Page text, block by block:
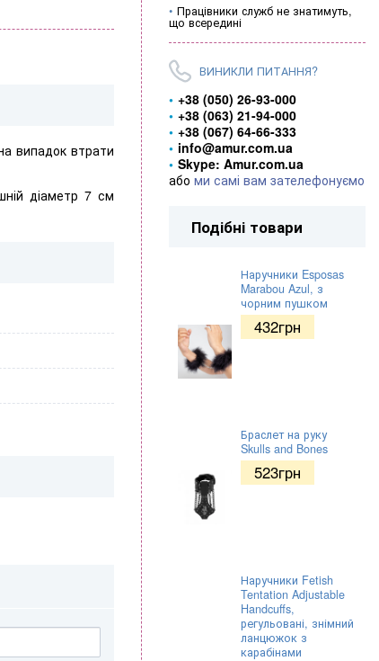
випадок втрати
діаметр 7 см
Працівники служб не знатимуть,
що всередині
ВИНИКЛИ ПИТАННЯ?
+38 (050) 26-93-000
+38 (063) 21-94-000
+38 (067) 64-66-333
info@amur.com.ua
Skype: Amur.com.ua
або ми самі вам зателефонуємо
Подібні товари
Наручники Esposas
Marabou Azul, з
чорним пушком
432грн
Браслет на руку
Skulls and Bones
523грн
Наручники Fetish
Tentation Adjustable
Handcuffs,
регульовані, знімний
ланцюжок з
карабінами